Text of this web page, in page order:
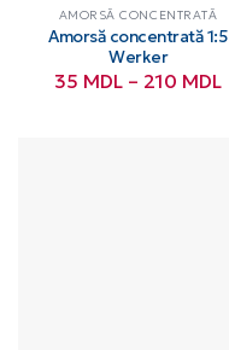
AMORSĂ CONCENTRATĂ
Amorsă concentrată 1:5
Werker
35 MDL – 210 MDL